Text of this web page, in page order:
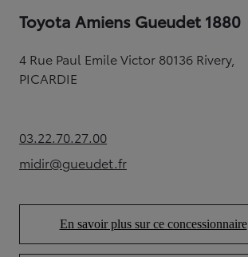
Toyota Amiens Gueudet 1880
4 Rue Paul Emile Victor 80136 Rivery,
PICARDIE
03.22.70.27.00(Opens in new tab)
midir@gueudet.fr(Opens in new tab)
En savoir plus sur ce concessionnaire
(Opens in new tab)